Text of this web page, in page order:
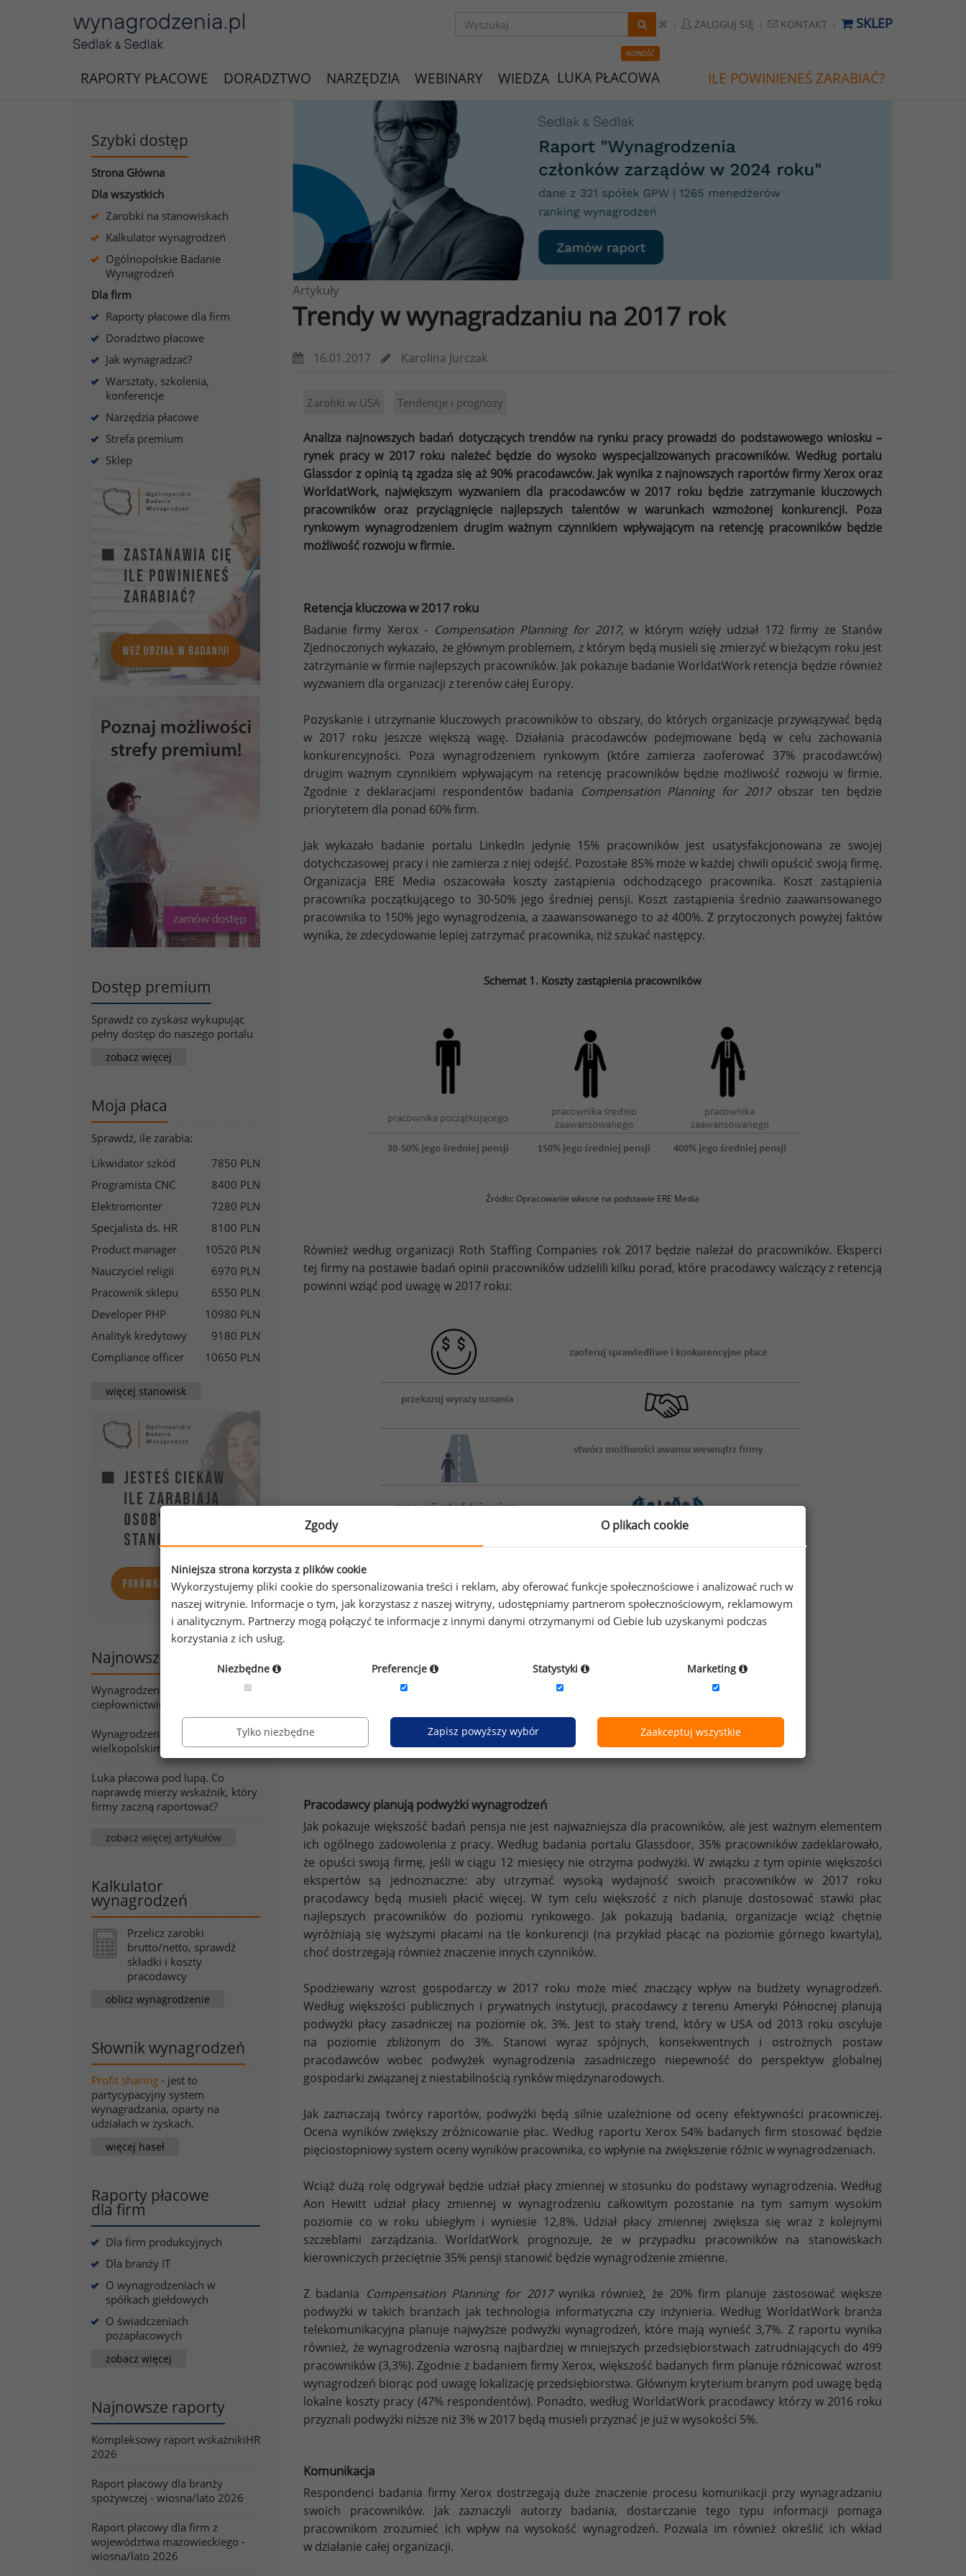
ZALOGUJ SIĘ KONTAKT SKLEP
RAPORTY PŁACOWE DORADZTWO NARZĘDZIA WEBINARY WIEDZA
NOWOŚĆ
LUKA PŁACOWA ILE POWINIENEŚ ZARABIAĆ?
Szybki dostęp
Strona Główna
Dla wszystkich
Zarobki na stanowiskach
Kalkulator wynagrodzeń
Ogólnopolskie Badanie
Wynagrodzeń
Dla firm
Raporty płacowe dla firm
Doradztwo płacowe
Jak wynagradzać?
Warsztaty, szkolenia,
konferencje
Narzędzia płacowe
Strefa premium
Sklep
Dostęp premium
Sprawdź co zyskasz wykupując
pełny dostęp do naszego portalu
zobacz więcej
Moja płaca
Sprawdź, ile zarabia:
Likwidator szkód
7850 PLN
Programista CNC
8400 PLN
Elektromonter
7280 PLN
Specjalista ds. HR
8100 PLN
Product manager
10520 PLN
Nauczyciel religii
6970 PLN
Pracownik sklepu
6550 PLN
Developer PHP
10980 PLN
Analityk kredytowy
9180 PLN
Compliance officer
10650 PLN
więcej stanowisk
Najnowsze artykuły
Wynagrodzenia w energetyce i
ciepłownictwie wiosną 2026
Wynagrodzenia w województwie
wielkopolskim wiosną 2026
Luka płacowa pod lupą. Co
naprawdę mierzy wskaźnik, który
firmy zaczną raportować?
zobacz więcej artykułów
Kalkulator
wynagrodzeń
Przelicz zarobki
brutto/netto, sprawdź
składki i koszty
pracodawcy
oblicz wynagrodzenie
Słownik wynagrodzeń
Profit sharing - jest to
partycypacyjny system
wynagradzania, oparty na
udziałach w zyskach.
więcej haseł
Raporty płacowe
dla firm
Dla firm produkcyjnych
Dla branży IT
O wynagrodzeniach w
spółkach giełdowych
O świadczeniach
pozapłacowych
zobacz więcej
Najnowsze raporty
Kompleksowy raport wskaźnikiHR
2026
Raport płacowy dla branży
spożywczej - wiosna/lato 2026
Raport płacowy dla firm z
województwa mazowieckiego -
wiosna/lato 2026
Artykuły
Trendy w wynagradzaniu na 2017 rok
16.01.2017 Karolina Jurczak
Zarobki w USA Tendencje i prognozy
Analiza najnowszych badań dotyczących trendów na rynku pracy prowadzi do podstawowego wniosku –
rynek pracy w 2017 roku należeć będzie do wysoko wyspecjalizowanych pracowników. Według portalu
Glassdor z opinią tą zgadza się aż 90% pracodawców. Jak wynika z najnowszych raportów firmy Xerox oraz
WorldatWork, największym wyzwaniem dla pracodawców w 2017 roku będzie zatrzymanie kluczowych
pracowników oraz przyciągnięcie najlepszych talentów w warunkach wzmożonej konkurencji. Poza
rynkowym wynagrodzeniem drugim ważnym czynnikiem wpływającym na retencję pracowników będzie
możliwość rozwoju w firmie.
Retencja kluczowa w 2017 roku
Badanie firmy Xerox - Compensation Planning for 2017, w którym wzięły udział 172 firmy ze Stanów
Zjednoczonych wykazało, że głównym problemem, z którym będą musieli się zmierzyć w bieżącym roku jest
zatrzymanie w firmie najlepszych pracowników. Jak pokazuje badanie WorldatWork retencja będzie również
wyzwaniem dla organizacji z terenów całej Europy.
Pozyskanie i utrzymanie kluczowych pracowników to obszary, do których organizacje przywiązywać będą
w 2017 roku jeszcze większą wagę. Działania pracodawców podejmowane będą w celu zachowania
konkurencyjności. Poza wynagrodzeniem rynkowym (które zamierza zaoferować 37% pracodawców)
drugim ważnym czynnikiem wpływającym na retencję pracowników będzie możliwość rozwoju w firmie.
Zgodnie z deklaracjami respondentów badania Compensation Planning for 2017obszar ten będzie
priorytetem dla ponad 60% firm.
Jak wykazało badanie portalu LinkedIn jedynie 15% pracowników jest usatysfakcjonowana ze swojej
dotychczasowej pracy i nie zamierza z niej odejść. Pozostałe 85% może w każdej chwili opuścić swoją firmę.
Organizacja ERE Media oszacowała koszty zastąpienia odchodzącego pracownika. Koszt zastąpienia
pracownika początkującego to 30-50% jego średniej pensji. Koszt zastąpienia średnio zaawansowanego
pracownika to 150% jego wynagrodzenia, a zaawansowanego to aż 400%. Z przytoczonych powyżej faktów
wynika, że zdecydowanie lepiej zatrzymać pracownika, niż szukać następcy.
Schemat 1. Koszty zastąpienia pracowników
Źródło: Opracowanie własne na podstawie ERE Media
Również według organizacji Roth Staffing Companies rok 2017 będzie należał do pracowników. Eksperci
tej firmy na postawie badań opinii pracowników udzielili kilku porad, które pracodawcy walczący z retencją
powinni wziąć pod uwagę w 2017 roku:
Pracodawcy planują podwyżki wynagrodzeń
Jak pokazuje większość badań pensja nie jest najważniejsza dla pracowników, ale jest ważnym elementem
ich ogólnego zadowolenia z pracy. Według badania portalu Glassdoor, 35% pracowników zadeklarowało,
że opuści swoją firmę, jeśli w ciągu 12 miesięcy nie otrzyma podwyżki. W związku z tym opinie większości
ekspertów są jednoznaczne: aby utrzymać wysoką wydajność swoich pracowników w 2017 roku
pracodawcy będą musieli płacić więcej. W tym celu większość z nich planuje dostosować stawki płac
najlepszych pracowników do poziomu rynkowego. Jak pokazują badania, organizacje wciąż chętnie
wyróżniają się wyższymi płacami na tle konkurencji (na przykład płacąc na poziomie górnego kwartyla),
choć dostrzegają również znaczenie innych czynników.
Spodziewany wzrost gospodarczy w 2017 roku może mieć znaczący wpływ na budżety wynagrodzeń.
Według większości publicznych i prywatnych instytucji, pracodawcy z terenu Ameryki Północnej planują
podwyżki płacy zasadniczej na poziomie ok. 3%. Jest to stały trend, który w USA od 2013 roku oscyluje
na poziomie zbliżonym do 3%. Stanowi wyraz spójnych, konsekwentnych i ostrożnych postaw
pracodawców wobec podwyżek wynagrodzenia zasadniczego niepewność do perspektyw globalnej
gospodarki związanej z niestabilnością rynków międzynarodowych.
Jak zaznaczają twórcy raportów, podwyżki będą silnie uzależnione od oceny efektywności pracowniczej.
Ocena wyników zwiększy zróżnicowanie płac. Według raportu Xerox 54% badanych firm stosować będzie
pięciostopniowy system oceny wyników pracownika, co wpłynie na zwiększenie różnic w wynagrodzeniach.
Wciąż dużą rolę odgrywał będzie udział płacy zmiennej w stosunku do podstawy wynagrodzenia. Według
Aon Hewitt udział płacy zmiennej w wynagrodzeniu całkowitym pozostanie na tym samym wysokim
poziomie co w roku ubiegłym i wyniesie 12,8%. Udział płacy zmiennej zwiększa się wraz z kolejnymi
szczeblami zarządzania. WorldatWork prognozuje, że w przypadku pracowników na stanowiskach
kierowniczych przeciętnie 35% pensji stanowić będzie wynagrodzenie zmienne.
Z badania Compensation Planning for 2017wynika również, że 20% firm planuje zastosować większe
podwyżki w takich branżach jak technologia informatyczna czy inżynieria. Według WorldatWork branża
telekomunikacyjna planuje najwyższe podwyżki wynagrodzeń, które mają wynieść 3,7%. Z raportu wynika
również, że wynagrodzenia wzrosną najbardziej w mniejszych przedsiębiorstwach zatrudniających do 499
pracowników (3,3%). Zgodnie z badaniem firmy Xerox, większość badanych firm planuje różnicować wzrost
wynagrodzeń biorąc pod uwagę lokalizację przedsiębiorstwa. Głównym kryterium branym pod uwagę będą
lokalne koszty pracy (47% respondentów). Ponadto, według WorldatWork pracodawcy którzy w 2016 roku
przyznali podwyżki niższe niż 3% w 2017 będą musieli przyznać je już w wysokości 5%.
Komunikacja
Respondenci badania firmy Xerox dostrzegają duże znaczenie procesu komunikacji przy wynagradzaniu
swoich pracowników. Jak zaznaczyli autorzy badania, dostarczanie tego typu informacji pomaga
pracownikom zrozumieć ich wpływ na wysokość wynagrodzeń. Pozwala im również określić ich wkład
w działanie całej organizacji.
Zgody O plikach cookie
Niniejsza strona korzysta z plików cookie
Wykorzystujemy pliki cookie do spersonalizowania treści i reklam, aby oferować funkcje społecznościowe i analizować ruch w
naszej witrynie. Informacje o tym, jak korzystasz z naszej witryny, udostępniamy partnerom społecznościowym, reklamowym
i analitycznym. Partnerzy mogą połączyć te informacje z innymi danymi otrzymanymi od Ciebie lub uzyskanymi podczas
korzystania z ich usług.
Niezbędne Preferencje Statystyki Marketing
Tylko niezbędne Zapisz powyższy wybór Zaakceptuj wszystkie